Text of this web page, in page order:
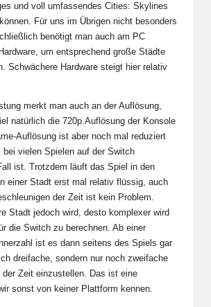
und voll umfassendes Cities: Skylines
Für uns im Übrigen nicht besonders
benötigt man auch am PC
um entsprechend große Städte
Schwächere Hardware steigt hier relativ
merkt man auch an der Auflösung,
natürlich die 720p.Auflösung der Konsole
Auflösung ist aber noch mal reduziert
bei vielen Spielen auf der Switch
ist. Trotzdem läuft das Spiel in den
einer Stadt erst mal relativ flüssig, auch
der Zeit ist kein Problem.
Stadt jedoch wird, desto komplexer wird
die Switch zu berechnen. Ab einer
ist es dann seitens des Spiels gar
dreifache, sondern nur noch zweifache
Zeit einzustellen. Das ist eine
sonst von keiner Plattform kennen.